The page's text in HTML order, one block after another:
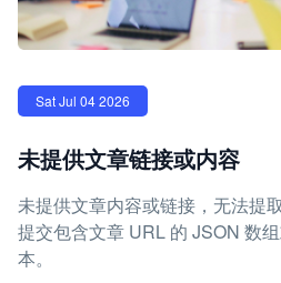
Sat Jul 04 2026
未提供文章链接或内容
未提供文章内容或链接，无法提
提交包含文章 URL 的 JSON 数
本。